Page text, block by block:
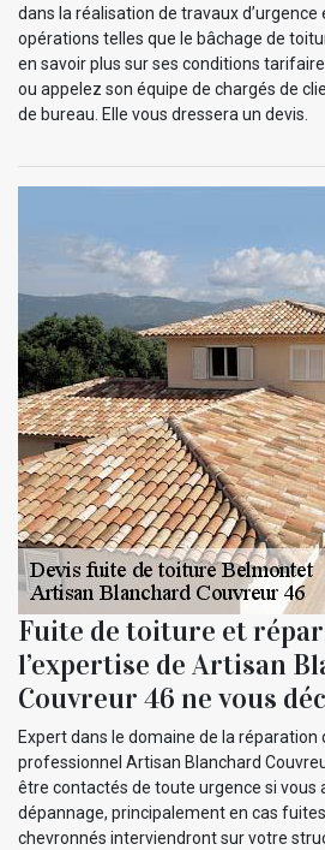
dans la réalisation de travaux
opérations telles que le bâchage de
en savoir plus sur ses conditions
ou appelez son équipe de chargés de
de bureau. Elle vous dressera un devis.
Fuite de toiture et
l’expertise de Artisan
Couvreur 46 ne vous
Expert dans le domaine de la réparation
professionnel Artisan Blanchard
être contactés de toute urgence si vous
dépannage, principalement en cas
chevronnés interviendront sur votre